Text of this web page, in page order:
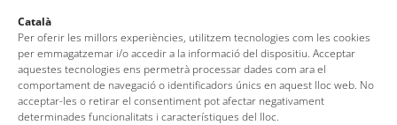
Català
Per oferir les millors experiències, utilitzem tecnologies com les cookies
per emmagatzemar i/o accedir a la informació del dispositiu. Acceptar
aquestes tecnologies ens permetrà processar dades com ara el
comportament de navegació o identificadors únics en aquest lloc web. No
acceptar-les o retirar el consentiment pot afectar negativament
determinades funcionalitats i característiques del lloc.
Av. del Pelegrí, 25 – Edificio La Nau · 17320 – Tossa de Mar
(Girona – Costa Brava)
Tel: + 00 34 972 340 108 · Mail: info@visittossa.com
Nota legal·Política de cookies·Protección de datos